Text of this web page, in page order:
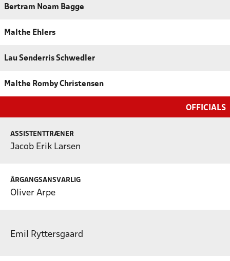
Bertram Noam Bagge
Malthe Ehlers
Lau Sønderris Schwedler
Malthe Romby Christensen
OFFICIALS
ASSISTENTTRÆNER
Jacob Erik Larsen
ÅRGANGSANSVARLIG
Oliver Arpe
Emil Ryttersgaard